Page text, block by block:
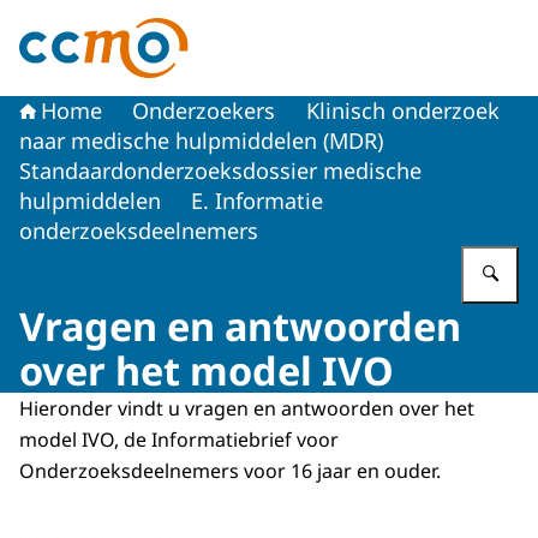
Naar de homepage van Centrale Commissie
Home Onderzoekers
Klinisch onderzoek
naar medische hulpmiddelen (MDR)
Standaardonderzoeksdossier medische
hulpmiddelen
E. Informatie
onderzoeksdeelnemers
Vragen en antwoorden
over het model IVO
Hieronder vindt u vragen en antwoorden over het
model IVO, de Informatiebrief voor
Onderzoeksdeelnemers voor 16 jaar en ouder.